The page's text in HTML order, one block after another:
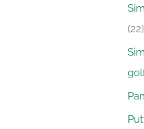
22